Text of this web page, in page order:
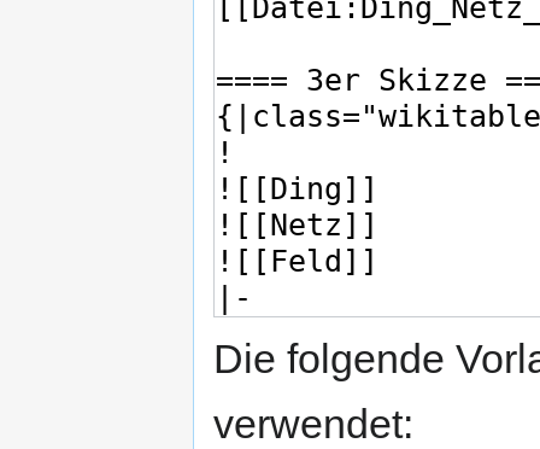
Die folgende
verwendet: